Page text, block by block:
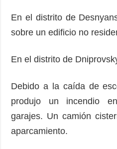
En el distrito de
sobre un edificio no
En el distrito de
Debido a la caída de
produjo un incendio
garajes. Un camión
aparcamiento.